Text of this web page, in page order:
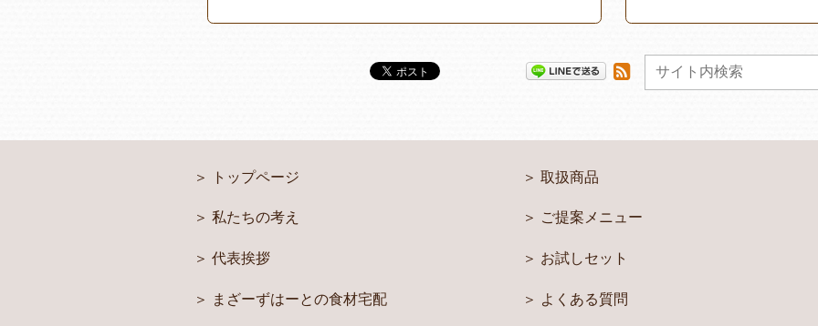
トップページ
私たちの考え
代表挨拶
まざーずはーとの食材宅配
取扱商品
ご提案メニュー
お試しセット
よくある質問